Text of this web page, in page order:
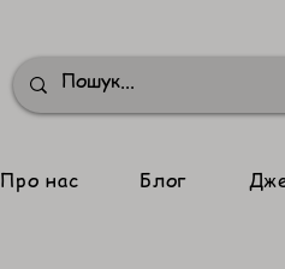
Про нас Блог